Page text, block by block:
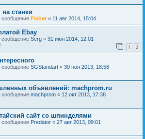
станки
сообщение Fisher« 11 авг 2014, 15:04
Ebay
сообщение Serg « 31 июл 2014, 12:01
1 2
сообщение SGStandart « 30 ноя 2013, 18:58
объявлений: machprom.ru
сообщение machprom « 12 окт 2013, 17:38
сайт со шпинделями
сообщение Predator « 27 авг 2013, 09:01